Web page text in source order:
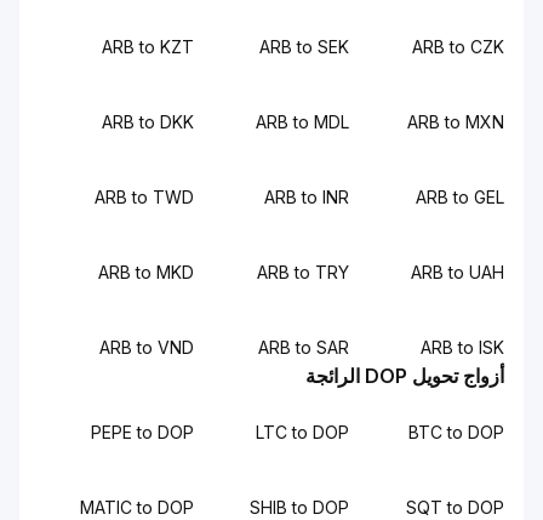
ARB to CZK
ARB to SEK
ARB to KZT
ARB to MXN
ARB to MDL
ARB to DKK
ARB to GEL
ARB to INR
ARB to TWD
ARB to UAH
ARB to TRY
ARB to MKD
ARB to ISK
ARB to SAR
ARB to VND
أزواج تحويل DOP الرائجة
BTC to DOP
LTC to DOP
PEPE to DOP
SQT to DOP
SHIB to DOP
MATIC to DOP